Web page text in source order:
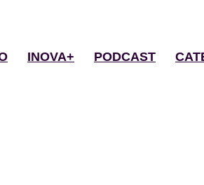
INOVA+ PODCAST